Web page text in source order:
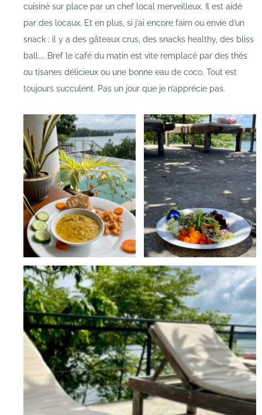
cuisiné sur place par un chef local merveilleux. Il est aidé
par des locaux. Et en plus, si j’ai encore faim ou envie d’un
snack : il y a des gâteaux crus, des snacks healthy, des bliss
ball….. Bref le café du matin est vite remplacé par des thés
ou tisanes délicieux ou une bonne eau de coco. Tout est
toujours succulent. Pas un jour que je n’apprécie pas.